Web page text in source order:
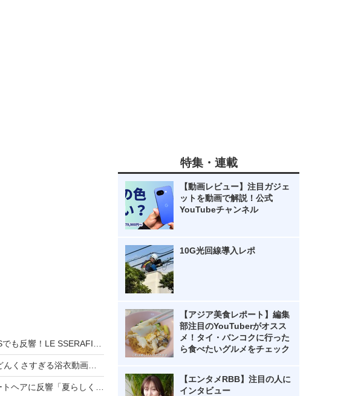
特集・連載
【動画レビュー】注目ガジェ
ットを動画で解説！公式
YouTubeチャンネル
10G光回線導入レポ
【アジア美食レポート】編集
部注目のYouTuberがオスス
メ！タイ・バンコクに行った
ら食べたいグルメをチェック
【エンタメRBB】注目の人に
インタビュー